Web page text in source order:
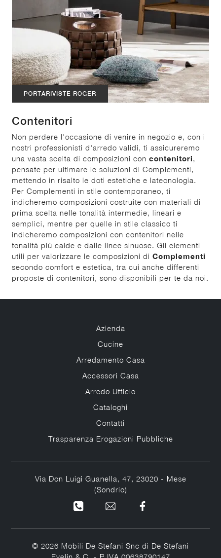
PORTARIVISTE ROGER
Contenitori
Non perdere l'occasione di venire in negozio e, con i
nostri professionisti d'arredo validi, ti assicureremo
una vasta scelta di composizioni con contenitori,
pensate per ultimare le soluzioni di Complementi,
mettendo in risalto le doti estetiche e latecnologia.
Per Complementi in stile contemporaneo, ti
indicheremo composizioni costruite con materiali di
prima scelta nelle tonalità intermedie, lineari e
semplici, mentre per quelle in stile classico ti
indicheremo composizioni con contenitori nelle
tonalità più calde e dalle linee sinuose. Gli elementi
utili per valorizzare le composizioni di Complementi
secondo comfort e estetica, tra cui anche differenti
proposte di contenitori, sono disponibili per te da noi.
Azienda
Cucine
Arredamento Casa
Accessori Casa
Arredo Ufficio
Cataloghi
Contatti
Trasparenza Erogazioni Pubbliche
Via Don Luigi Guanella, 47, 23020 - Mese
(Sondrio)
© 2026 Mobili De Stefani Snc di De Stefani